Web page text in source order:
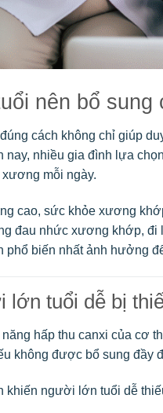
nên bổ sung
cách không chỉ giúp
nay, nhiều gia đình lựa chọn
mỗi ngày.
cao, sức khỏe xương
đau nhức xương khớp, đi
phổ biến nhất ảnh hưởng
lớn tuổi dễ bị
hấp thu canxi của cơ
không được bổ sung đầy
khiến người lớn tuổi dễ